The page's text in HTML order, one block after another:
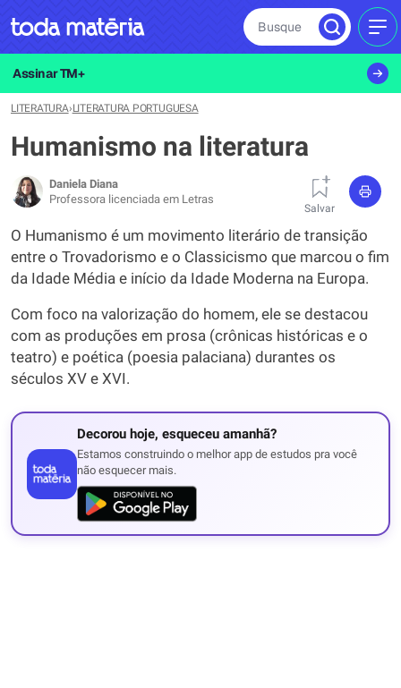
Busque
Assinar TM+
LITERATURA›LITERATURA PORTUGUESA
Humanismo na literatura
Daniela Diana
Professora licenciada em Letras
Salvar
O Humanismo é um movimento literário de transição
entre o Trovadorismo e o Classicismo que marcou o fim
da Idade Média e início da Idade Moderna na Europa.
Com foco na valorização do homem, ele se destacou
com as produções em prosa (crônicas históricas e o
teatro) e poética (poesia palaciana) durantes os
séculos XV e XVI.
Decorou hoje, esqueceu amanhã?
Estamos construindo o melhor app de estudos pra você
não esquecer mais.